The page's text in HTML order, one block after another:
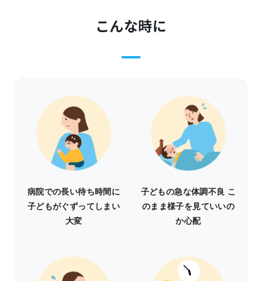
こんな時に
病院での長い待ち時間に
子どもがぐずってしまい
大変
子どもの急な体調不良 こ
のまま様子を見ていいの
か心配